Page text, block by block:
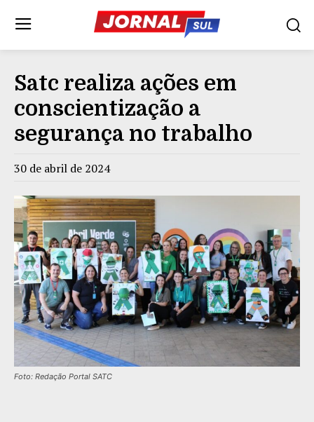
Satc realiza ações em
conscientização a
segurança no trabalho
30 de abril de 2024
Foto: Redação Portal SATC